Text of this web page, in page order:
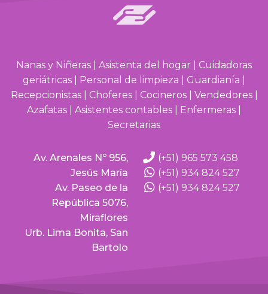
Nanas y Niñeras | Asistenta del hogar | Cuidadoras
geriátricas | Personal de limpieza | Guardianía |
Recepcionistas | Choferes | Cocineros | Vendedores |
Azafatas | Asistentes contables | Enfermeras |
Secretarias
Av. Arenales Nº 956,
Jesús María
Av. Paseo de la
República 5076,
Miraflores
Urb. Lima Bonita, San
Bartolo
(+51) 965 573 458
(+51) 934 824 527
(+51) 934 824 527